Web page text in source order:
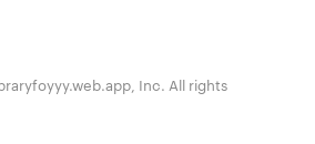
Inc. All rights